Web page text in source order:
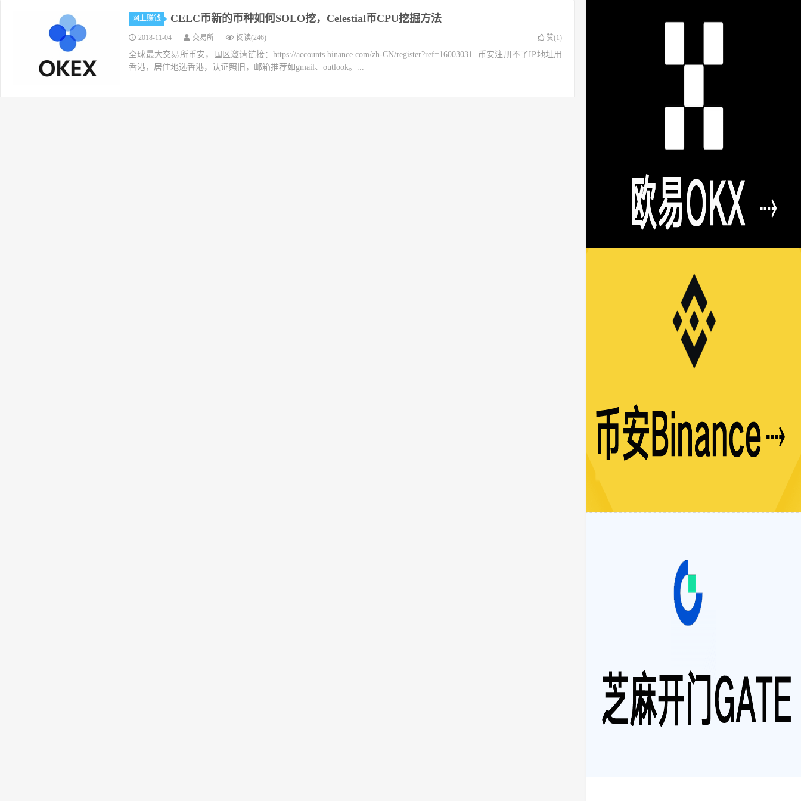
网上赚钱 CELC币新的币种如何SOLO挖，Celestial币CPU挖掘方法
2018-11-04 交易所 阅读(246) 赞(1)
全球最大交易所币安，国区邀请链接：https://accounts.binance.com/zh-CN/register?ref=16003031 币安注册不了IP地址用
香港，居住地选香港，认证照旧，邮箱推荐如gmail、outlook。...